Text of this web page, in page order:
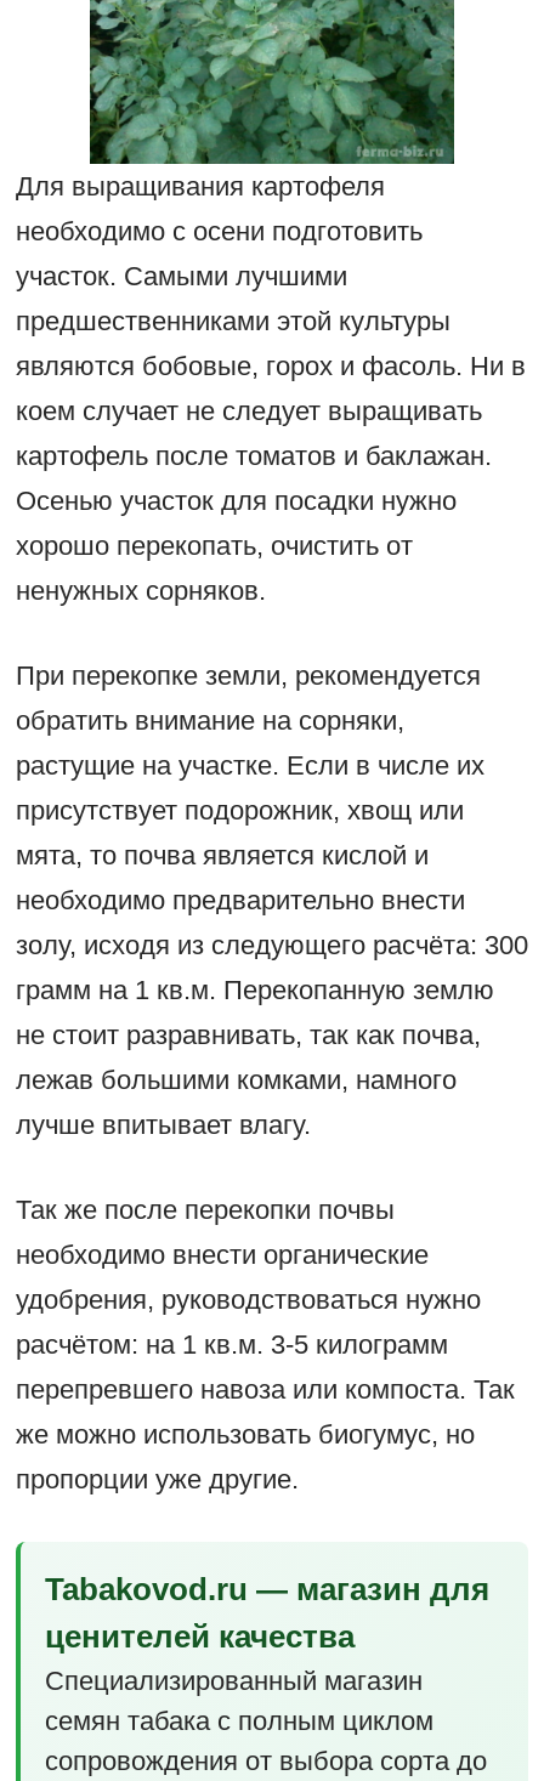
Для выращивания картофеля
необходимо с осени подготовить
участок. Самыми лучшими
предшественниками этой культуры
являются бобовые, горох и фасоль. Ни в
коем случает не следует выращивать
картофель после томатов и баклажан.
Осенью участок для посадки нужно
хорошо перекопать, очистить от
ненужных сорняков.
При перекопке земли, рекомендуется
обратить внимание на сорняки,
растущие на участке. Если в числе их
присутствует подорожник, хвощ или
мята, то почва является кислой и
необходимо предварительно внести
золу, исходя из следующего расчёта: 300
грамм на 1 кв.м. Перекопанную землю
не стоит разравнивать, так как почва,
лежав большими комками, намного
лучше впитывает влагу.
Так же после перекопки почвы
необходимо внести органические
удобрения, руководствоваться нужно
расчётом: на 1 кв.м. 3-5 килограмм
перепревшего навоза или компоста. Так
же можно использовать биогумус, но
пропорции уже другие.
Tabakovod.ru — магазин для
ценителей качества
Специализированный магазин
семян табака с полным циклом
сопровождения от выбора сорта до